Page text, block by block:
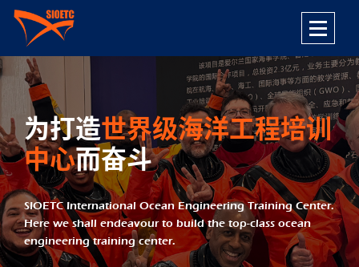
为打造世界级海洋工程培训
中心而奋斗
SIOETC International Ocean Engineering Training Center.
Here we shall endeavour to build the top-class ocean
engineering training center.
为打造世界级海洋工程培训
中心而奋斗
SIOETC International Ocean Engineering Training Center.
Here we shall endeavour to build the top-class ocean
engineering training center.
为打造世界级海洋工程培训
中心而奋斗
SIOETC International Ocean Engineering Training Center.
Here we shall endeavour to build the top-class ocean
engineering training center.
为打造世界级海洋工程培训
中心而奋斗
SIOETC International Ocean Engineering Training Center.
Here we shall endeavour to build the top-class ocean
engineering training center.
为打造世界级海洋工程培训
中心而奋斗
SIOETC International Ocean Engineering Training Center.
Here we shall endeavour to build the top-class ocean
engineering training center.
为打造世界级海洋工程培训
中心而奋斗
SIOETC International Ocean Engineering Training Center.
Here we shall endeavour to build the top-class ocean
engineering training center.